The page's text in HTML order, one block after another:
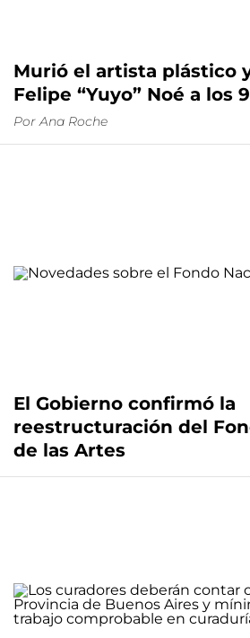
Murió el artista plástico
Felipe “Yuyo” Noé a los
Por Ana Roche
El Gobierno confirmó la
reestructuración del
de las Artes